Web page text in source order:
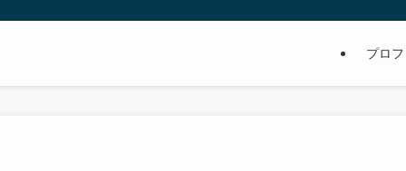
プロ